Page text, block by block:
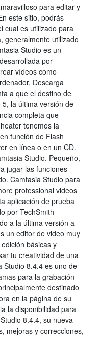
para editar y
este sitio, podrás
cual es utilizado para
generalmente utilizado
Studio es un
por
vídeos como
Descarga
a que el destino de
la última versión de
completa que
tenemos la
función de Flash
en línea o en un CD.
Studio. Pequeño,
jugar las funciones
Camtasia Studio para
professional videos
aplicación de prueba
por TechSmith
a la última versión a
un editor de video muy
básicas y
tu creatividad de una
Studio 8.4.4 es uno de
para la grabación
destinado
en la página de su
la disponibilidad para
8.4.4, su nueva
mejoras y correcciones,